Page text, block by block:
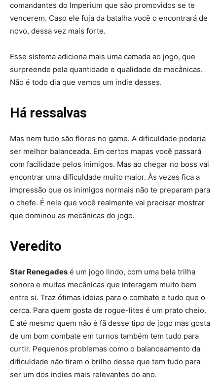
comandantes do Imperium que são promovidos se te
vencerem. Caso ele fuja da batalha você o encontrará de
novo, dessa vez mais forte.
Esse sistema adiciona mais uma camada ao jogo, que
surpreende pela quantidade e qualidade de mecânicas.
Não é todo dia que vemos um indie desses.
Há ressalvas
Mas nem tudo são flores no game. A dificuldade poderia
ser melhor balanceada. Em certos mapas você passará
com facilidade pelos inimigos. Mas ao chegar no boss vai
encontrar uma dificuldade muito maior. Às vezes fica a
impressão que os inimigos normais não te preparam para
o chefe. É nele que você realmente vai precisar mostrar
que dominou as mecânicas do jogo.
Veredito
Star Renegades é um jogo lindo, com uma bela trilha
sonora e muitas mecânicas que interagem muito bem
entre si. Traz ótimas ideias para o combate e tudo que o
cerca. Para quem gosta de rogue-lites é um prato cheio.
E até mesmo quem não é fã desse tipo de jogo mas gosta
de um bom combate em turnos também tem tudo para
curtir. Pequenos problemas como o balanceamento da
dificuldade não tiram o brilho desse que tem tudo para
ser um dos indies mais relevantes do ano.